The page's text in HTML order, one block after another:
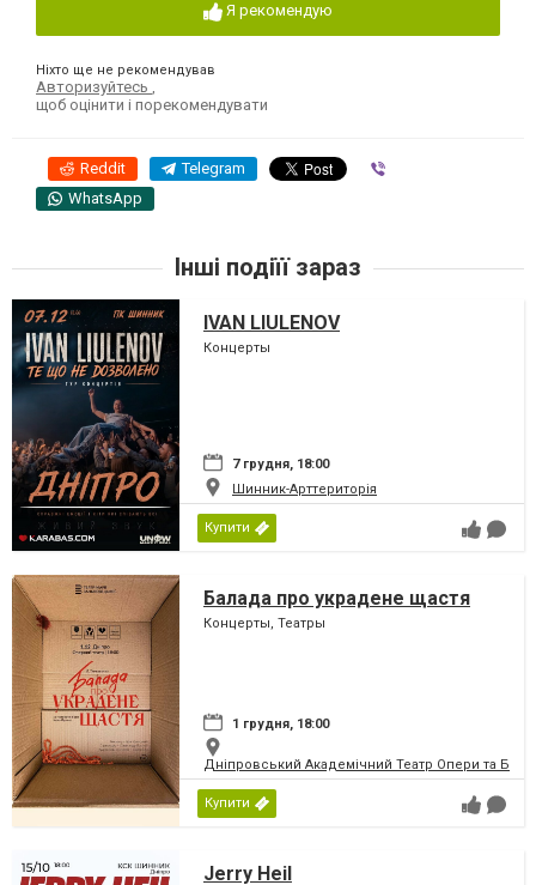
Я рекомендую
Ніхто ще не рекомендував
Авторизуйтесь
щоб оцінити і порекомендувати
Reddit Telegram
WhatsApp
Інші подіїї зараз
IVAN LIULENOV
Концерты
7 грудня, 18:00
Шинник-Арттериторія
Купити
Балада про украдене щастя
Концерты, Театры
1 грудня, 18:00
Дніпровський Академічний Театр Опери та
Купити
Jerry Heil